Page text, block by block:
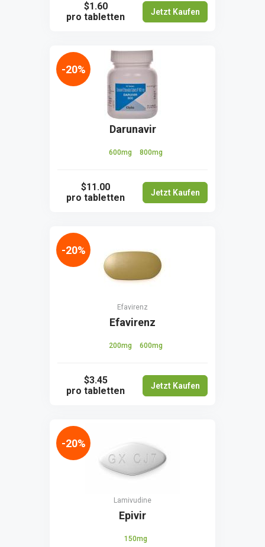
$1.60
pro tabletten
Jetzt Kaufen
Darunavir
600mg 800mg
$11.00
pro tabletten
Jetzt Kaufen
-20%
Efavirenz
Efavirenz
200mg 600mg
$3.45
pro tabletten
Jetzt Kaufen
-20%
Lamivudine
Epivir
150mg
-20%